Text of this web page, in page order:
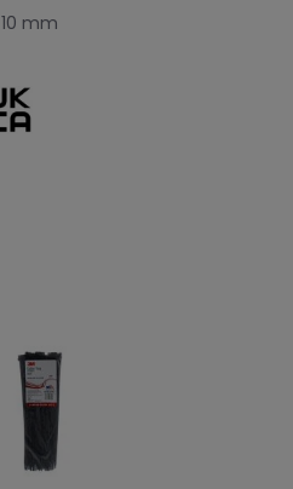
10 mm